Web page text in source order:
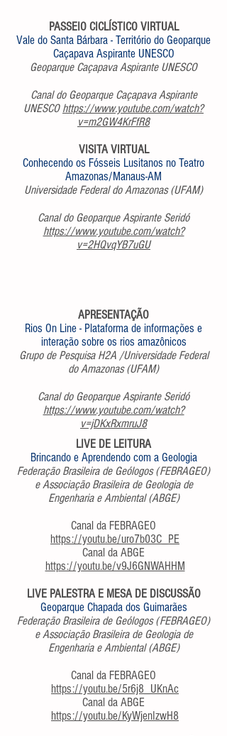
PASSEIO CICLÍSTICO VIRTUAL
Vale do Santa Bárbara - Território do Geoparque
Caçapava Aspirante UNESCO
Geoparque Caçapava Aspirante UNESCO
Canal do Geoparque Caçapava Aspirante
UNESCO https://www.youtube.com/watch?
v=m2GW4KrFfR8
VISITA VIRTUAL
Conhecendo os Fósseis Lusitanos no Teatro
Amazonas/Manaus-AM
Universidade Federal do Amazonas (UFAM)
Canal do Geoparque Aspirante Seridó
https://www.youtube.com/watch?
v=2HQvqYB7uGU
APRESENTAÇÃO
Rios On Line - Plataforma de informações e
interação sobre os rios amazônicos
Grupo de Pesquisa H2A /Universidade Federal
do Amazonas (UFAM)
Canal do Geoparque Aspirante Seridó
https://www.youtube.com/watch?
v=jDKxRxmruJ8
LIVE DE LEITURA
Brincando e Aprendendo com a Geologia
Federação Brasileira de Geólogos (FEBRAGEO)
e Associação Brasileira de Geologia de
Engenharia e Ambiental (ABGE)
Canal da FEBRAGEO
https://youtu.be/uro7b03C_PE
Canal da ABGE
https://youtu.be/v9J6GNWAHHM
LIVE PALESTRA E MESA DE DISCUSSÃO
Geoparque Chapada dos Guimarães
Federação Brasileira de Geólogos (FEBRAGEO)
e Associação Brasileira de Geologia de
Engenharia e Ambiental (ABGE)
Canal da FEBRAGEO
https://youtu.be/5r6j8_UKnAc
Canal da ABGE
https://youtu.be/KyWjenIzwH8